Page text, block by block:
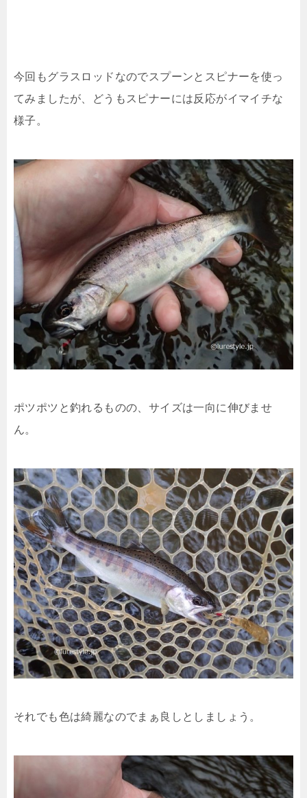
今回もグラスロッドなのでスプーンとスピナーを使っ
てみましたが、どうもスピナーには反応がイマイチな
様子。
ポツポツと釣れるものの、サイズは一向に伸びませ
ん。
それでも色は綺麗なのでまぁ良しとしましょう。